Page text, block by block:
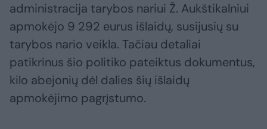
administracija tarybos nariui Ž. Aukštikalniui
apmokėjo 9 292 eurus išlaidų, susijusių su
tarybos nario veikla. Tačiau detaliai
patikrinus šio politiko pateiktus dokumentus,
kilo abejonių dėl dalies šių išlaidų
apmokėjimo pagrįstumo.